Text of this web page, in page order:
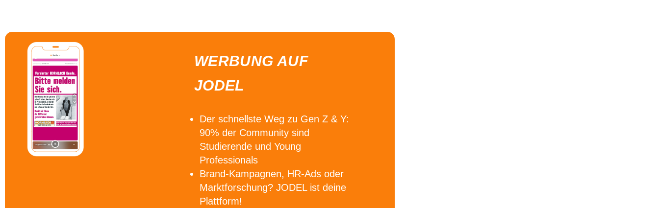
WERBUNG AUF
JODEL
Derschnellste Weg zu Gen Z & Y:
90% der Community sind
Studierende und Young
Professionals
Brand-Kampagnen, HR-Ads oder
Marktforschung?JODEL ist deine
Plattform!